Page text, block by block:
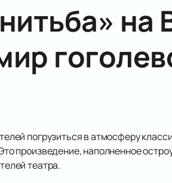
на
погрузиться в атмосферу
произведение, наполненное
театра.